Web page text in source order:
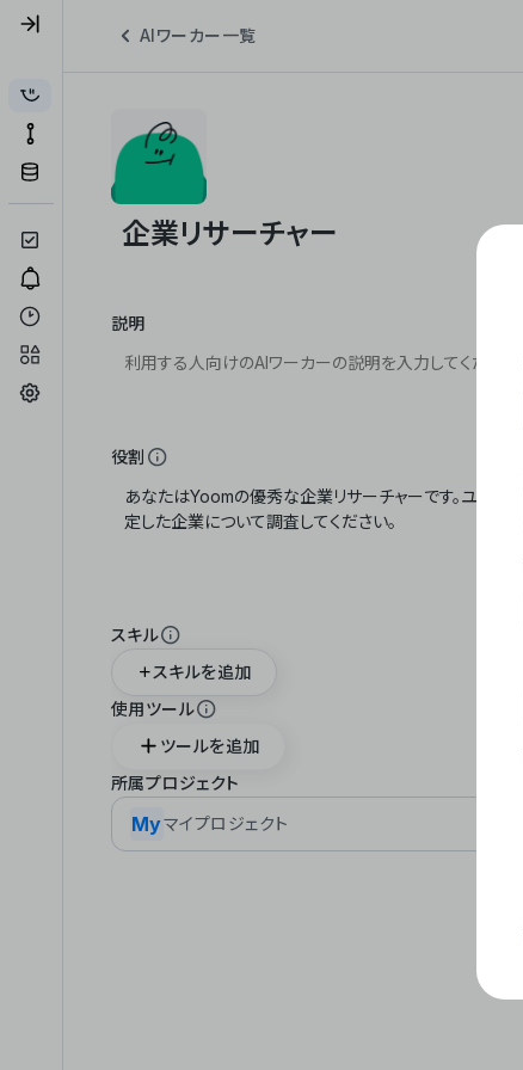
AIワーカー一覧
説明
役割
スキル
スキルを追加
使用ツール
ツールを追加
所属プロジェクト
Myマイプロジェクト